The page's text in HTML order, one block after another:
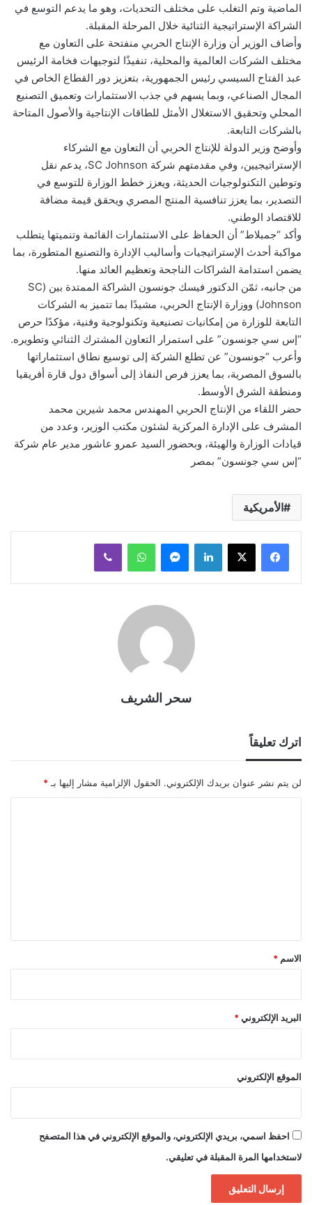
الماضية وتم التغلب على مختلف التحديات، وهو ما يدعم التوسع في
الشراكة الإستراتيجية الثنائية خلال المرحلة المقبلة.
وأضاف الوزير أن وزارة الإنتاج الحربي منفتحة على التعاون مع
مختلف الشركات العالمية والمحلية، تنفيذًا لتوجيهات فخامة الرئيس
عبد الفتاح السيسي رئيس الجمهورية، بتعزيز دور القطاع الخاص في
المجال الصناعي، وبما يسهم في جذب الاستثمارات وتعميق التصنيع
المحلي وتحقيق الاستغلال الأمثل للطاقات الإنتاجية والأصول المتاحة
بالشركات التابعة.
وأوضح وزير الدولة للإنتاج الحربي أن التعاون مع الشركاء
الإستراتيجيين، وفي مقدمتهم شركة SC Johnson، يدعم نقل
وتوطين التكنولوجيات الحديثة، ويعزز خطط الوزارة للتوسع في
التصدير، بما يعزز تنافسية المنتج المصري ويحقق قيمة مضافة
للاقتصاد الوطني.
وأكد “جمبلاط” أن الحفاظ على الاستثمارات القائمة وتنميتها يتطلب
مواكبة أحدث الإستراتيجيات وأساليب الإدارة والتصنيع المتطورة، بما
يضمن استدامة الشراكات الناجحة وتعظيم العائد منها.
من جانبه، ثمّن الدكتور فيسك جونسون الشراكة الممتدة بين (SC
Johnson) ووزارة الإنتاج الحربي، مشيدًا بما تتميز به الشركات
التابعة للوزارة من إمكانيات تصنيعية وتكنولوجية وفنية، مؤكدًا حرص
“إس سي جونسون” على استمرار التعاون المشترك الثنائي وتطويره.
وأعرب “جونسون” عن تطلع الشركة إلى توسيع نطاق استثماراتها
بالسوق المصرية، بما يعزز فرص النفاذ إلى أسواق دول قارة أفريقيا
ومنطقة الشرق الأوسط.
حضر اللقاء من الإنتاج الحربي المهندس محمد شيرين محمد
المشرف على الإدارة المركزية لشئون مكتب الوزير، وعدد من
قيادات الوزارة والهيئة، وبحضور السيد عمرو عاشور مدير عام شركة
“إس سي جونسون” بمصر
الأمريكية
لينكدإن ماسنجر واتساب ڤايبر
سحر الشريف
اترك تعليقاً
لن يتم نشر عنوان بريدك الإلكتروني. الحقول الإلزامية مشار إليها بـ *
*
الاسم *
البريد الإلكتروني *
الموقع الإلكتروني
احفظ اسمي، بريدي الإلكتروني، والموقع الإلكتروني في هذا المتصفح
لاستخدامها المرة المقبلة في تعليقي.